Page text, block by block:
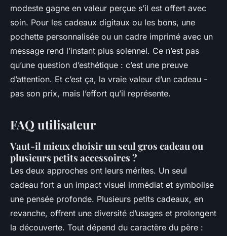
modeste gagne en valeur perçue s’il est offert avec
soin. Pour les cadeaux digitaux ou les bons, une
pochette personnalisée ou un cadre imprimé avec un
message rend l’instant plus solennel. Ce n’est pas
qu’une question d’esthétique : c’est une preuve
d’attention. Et c’est ça, la vraie valeur d’un cadeau -
pas son prix, mais l’effort qu’il représente.
FAQ utilisateur
Vaut-il mieux choisir un seul gros cadeau ou
plusieurs petits accessoires ?
Les deux approches ont leurs mérites. Un seul
cadeau fort a un impact visuel immédiat et symbolise
une pensée profonde. Plusieurs petits cadeaux, en
revanche, offrent une diversité d’usages et prolongent
la découverte. Tout dépend du caractère du père :